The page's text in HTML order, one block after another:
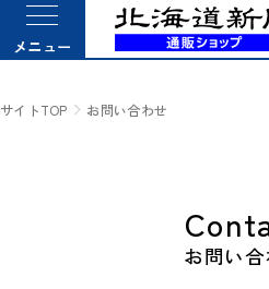
メニュー
サイトTOP お問い合わせ
お問い